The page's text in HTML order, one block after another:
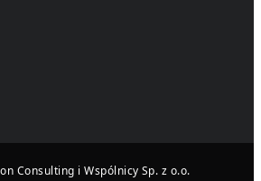
Consulting i Wspólnicy Sp. z o.o.